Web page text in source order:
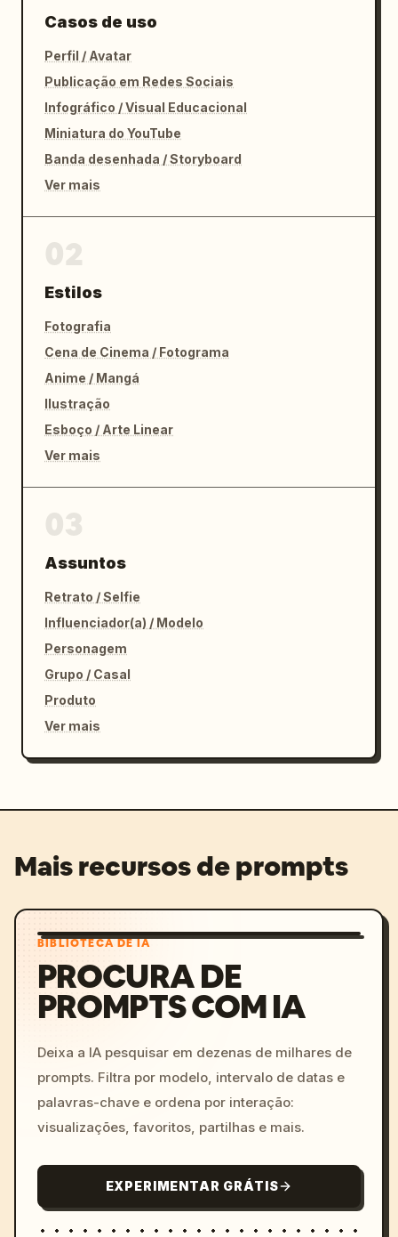
Casos de uso
Perfil / Avatar
Publicação em Redes Sociais
Infográfico / Visual Educacional
Miniatura do YouTube
Banda desenhada / Storyboard
Ver mais
Estilos
Fotografia
Cena de Cinema / Fotograma
Anime / Mangá
Ilustração
Esboço / Arte Linear
Ver mais
Assuntos
Retrato / Selfie
Influenciador(a) / Modelo
Personagem
Grupo / Casal
Produto
Ver mais
Mais recursos de prompts
BIBLIOTECA DE IA
PROCURA DE
PROMPTS COM IA
Deixa a IA pesquisar em dezenas de milhares de
prompts. Filtra por modelo, intervalo de datas e
palavras-chave e ordena por interação:
visualizações, favoritos, partilhas e mais.
EXPERIMENTAR GRÁTIS